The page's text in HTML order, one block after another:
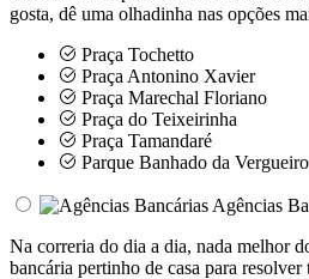
gosta, dê uma olhadinha nas opções
Praça Tochetto
Praça Antonino Xavier
Praça Marechal Floriano
Praça do Teixeirinha
Praça Tamandaré
Parque Banhado da Vergueiro
Agências
Na correria do dia a dia, nada melhor
bancária pertinho de casa para